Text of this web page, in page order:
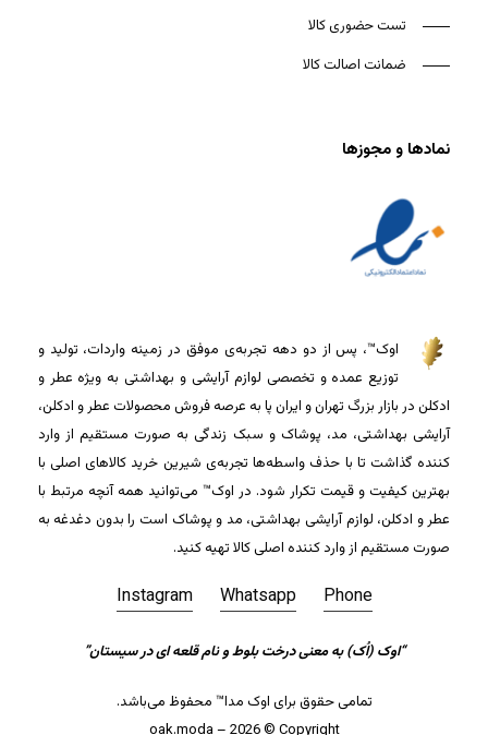
جمع جزء: 0تومان
مشاهده سبد خرید تسویه حساب
تست حضوری کالا
ضمانت اصالت کالا
نمادها و مجوزها
اوک™، پس از دو دهه تجربه‌ی موفق در زمینه واردات، تولید و
توزیع عمده و تخصصی لوازم آرایشی و بهداشتی به ویژه عطر و
ادکلن در بازار بزرگ تهران و ایران پا به عرصه فروش محصولات عطر و ادکلن،
آرایشی بهداشتی، مد، پوشاک و سبک زندگی به صورت مستقیم از وارد
کننده گذاشت تا با حذف واسطه‌ها تجربه‌ی شیرین خرید کالاهای اصلی با
بهترین کیفیت و قیمت تکرار شود. در اوک™ می‌توانید همه آنچه مرتبط با
عطر و ادکلن، لوازم آرایشی بهداشتی، مد و پوشاک است را بدون دغدغه به
صورت مستقیم از وارد کننده اصلی کالا تهیه کنید.
Instagram Whatsapp Phone
“اوک (اُک) به معنی درخت بلوط و نام قلعه ای در سیستان”
تمامی حقوق برای اوک مدا™ محفوظ می‌باشد.
oak.moda – 2026 © Copyright